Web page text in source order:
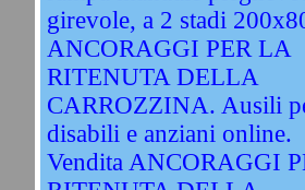
girevole, a 2 stadi
ANCORAGGI PER LA
RITENUTA DELLA
CARROZZINA. Ausili
disabili e anziani online.
Vendita ANCORAGGI